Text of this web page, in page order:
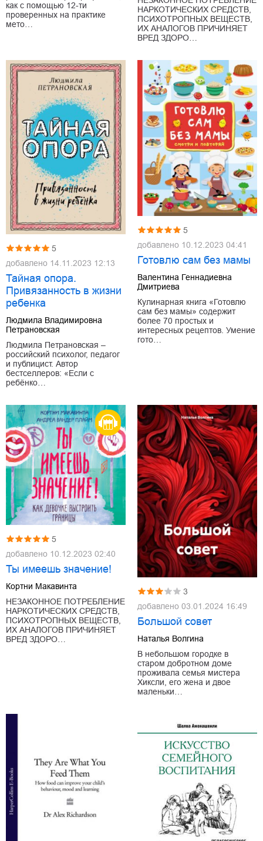
как с помощью 12-ти
проверенных на практике
мето…
НАРКОТИЧЕСКИХ СРЕДСТВ,
ПСИХОТРОПНЫХ ВЕЩЕСТВ,
ИХ АНАЛОГОВ ПРИЧИНЯЕТ
ВРЕД ЗДОРО…
5
добавлено 14.11.2023 12:13
Тайная опора.
Привязанность в жизни
ребенка
Людмила Владимировна
Петрановская
Людмила Петрановская –
российский психолог, педагог
и публицист. Автор
бестселлеров: «Если с
ребёнко…
5
добавлено 10.12.2023 04:41
Готовлю сам без мамы
Валентина Геннадиевна
Дмитриева
Кулинарная книга «Готовлю
сам без мамы» содержит
более 70 простых и
интересных рецептов. Умение
гото…
5
добавлено 10.12.2023 02:40
Ты имеешь значение!
Кортни Макавинта
НЕЗАКОННОЕ ПОТРЕБЛЕНИЕ
НАРКОТИЧЕСКИХ СРЕДСТВ,
ПСИХОТРОПНЫХ ВЕЩЕСТВ,
ИХ АНАЛОГОВ ПРИЧИНЯЕТ
ВРЕД ЗДОРО…
3
добавлено 03.01.2024 16:49
Большой совет
Наталья Волгина
В небольшом городке в
старом добротном доме
проживала семья мистера
Хиксли, его жена и двое
маленьки…